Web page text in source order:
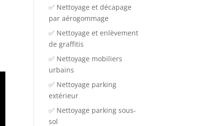
✅ Nettoyage et décapage
par aérogommage
✅ Nettoyage et enlèvement
de graffitis
✅ Nettoyage mobiliers
urbains
✅ Nettoyage parking
extérieur
✅ Nettoyage parking sous-
sol